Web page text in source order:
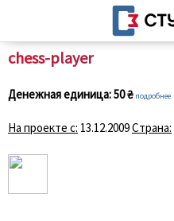
chess-player
Денежная единица:50 ₴ подробнее
На проекте с: 13.12.2009Страна: